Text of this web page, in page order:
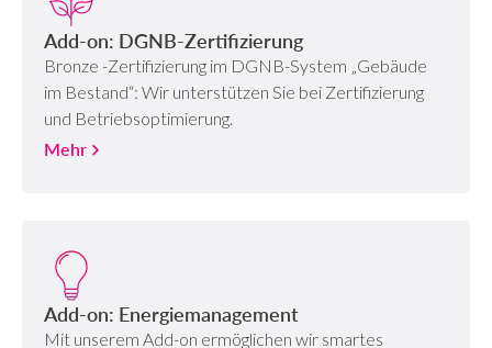
Add-on: DGNB-Zertifizierung
Bronze -Zertifizierung im DGNB-System „Gebäude
im Bestand“: Wir unterstützen Sie bei Zertifizierung
und Betriebsoptimierung​.
Mehr
Add-on: Energiemanagement
Mit unserem Add-on ermöglichen wir smartes